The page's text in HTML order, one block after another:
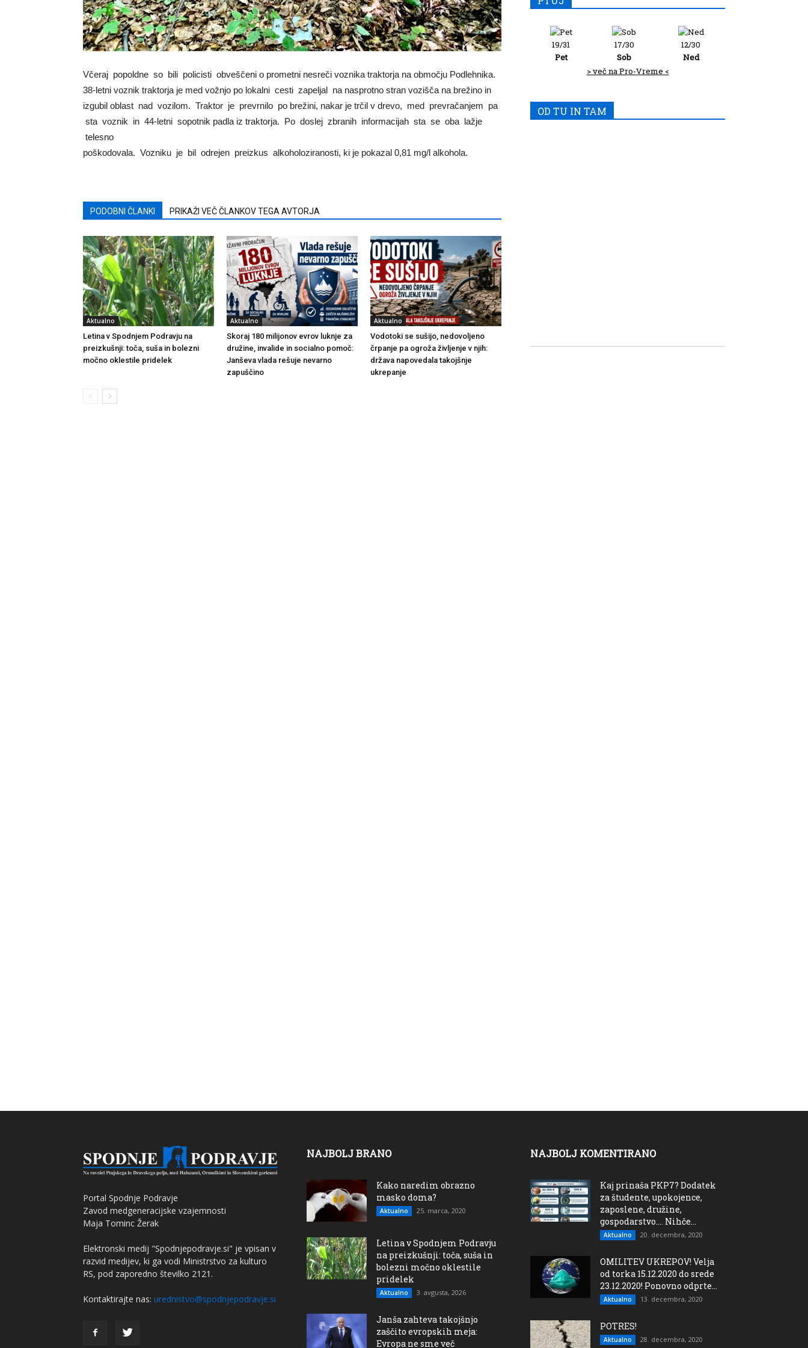
Včeraj popoldne so bili policisti obveščeni o prometni nesreči voznika traktorja na območju Podlehnika.
38-letni voznik traktorja je med vožnjo po lokalni cesti zapeljal na nasprotno stran vozišča na brežino in
izgubil oblast nad vozilom. Traktor je prevrnilo po brežini, nakar je trčil v drevo, med prevračanjem pa
sta voznik in 44-letni sopotnik padla iz traktorja. Po doslej zbranih informacijah sta se oba lažje
telesno
poškodovala. Vozniku je bil odrejen preizkus alkoholoziranosti, ki je pokazal 0,81 mg/l alkohola.
PODOBNI ČLANKI PRIKAŽI VEČ ČLANKOV TEGA AVTORJA
Aktualno
Letina v Spodnjem Podravju na
preizkušnji: toča, suša in bolezni
močno oklestile pridelek
Aktualno
Skoraj 180 milijonov evrov luknje za
družine, invalide in socialno pomoč:
Janševa vlada rešuje nevarno
zapuščino
Aktualno
Vodotoki se sušijo, nedovoljeno
črpanje pa ogroža življenje v njih:
država napovedala takojšnje
ukrepanje
19/31
Pet
17/30
Sob
12/30
Ned
> več na Pro-Vreme <
OD TU IN TAM
Portal Spodnje Podravje
Zavod medgeneracijske vzajemnosti
Maja Tominc Žerak
Elektronski medij "Spodnjepodravje.si" je vpisan v
razvid medijev, ki ga vodi Ministrstvo za kulturo
RS, pod zaporedno številko 2121.
Kontaktirajte nas: urednistvo@spodnjepodravje.si
NAJBOLJ BRANO
Kako naredim obrazno
masko doma?
Aktualno 25. marca, 2020
Letina v Spodnjem Podravju
na preizkušnji: toča, suša in
bolezni močno oklestile
pridelek
Aktualno 3. avgusta, 2026
Janša zahteva takojšnjo
zaščito evropskih meja:
Evropa ne sme več
NAJBOLJ KOMENTIRANO
Kaj prinaša PKP7? Dodatek
za študente, upokojence,
zaposlene, družine,
gospodarstvo…. Nihče...
Aktualno 20. decembra, 2020
OMILITEV UKREPOV! Velja
od torka 15.12.2020 do srede
23.12.2020! Ponovno odprte...
Aktualno 13. decembra, 2020
POTRES!
Aktualno 28. decembra, 2020